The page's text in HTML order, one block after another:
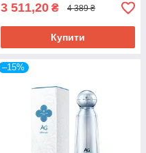
3 511,20 ₴ 4 389 ₴
Купити
–15%